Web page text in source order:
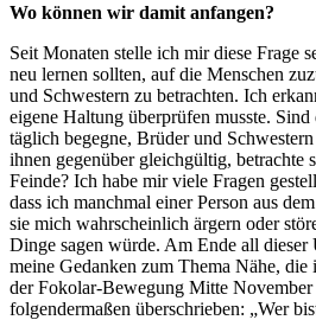
Wo können wir damit anfangen?
Seit Monaten stelle ich mir diese Frage
neu lernen sollten, auf die Menschen
und Schwestern zu betrachten. Ich
eigene Haltung überprüfen musste.
täglich begegne, Brüder und
ihnen gegenüber gleichgültig, betrachte
Feinde? Ich habe mir viele Fragen
dass ich manchmal einer Person aus
sie mich wahrscheinlich ärgern oder
Dinge sagen würde. Am Ende all dieser
meine Gedanken zum Thema Nähe,
der Fokolar-Bewegung Mitte November
folgendermaßen überschrieben: „Wer